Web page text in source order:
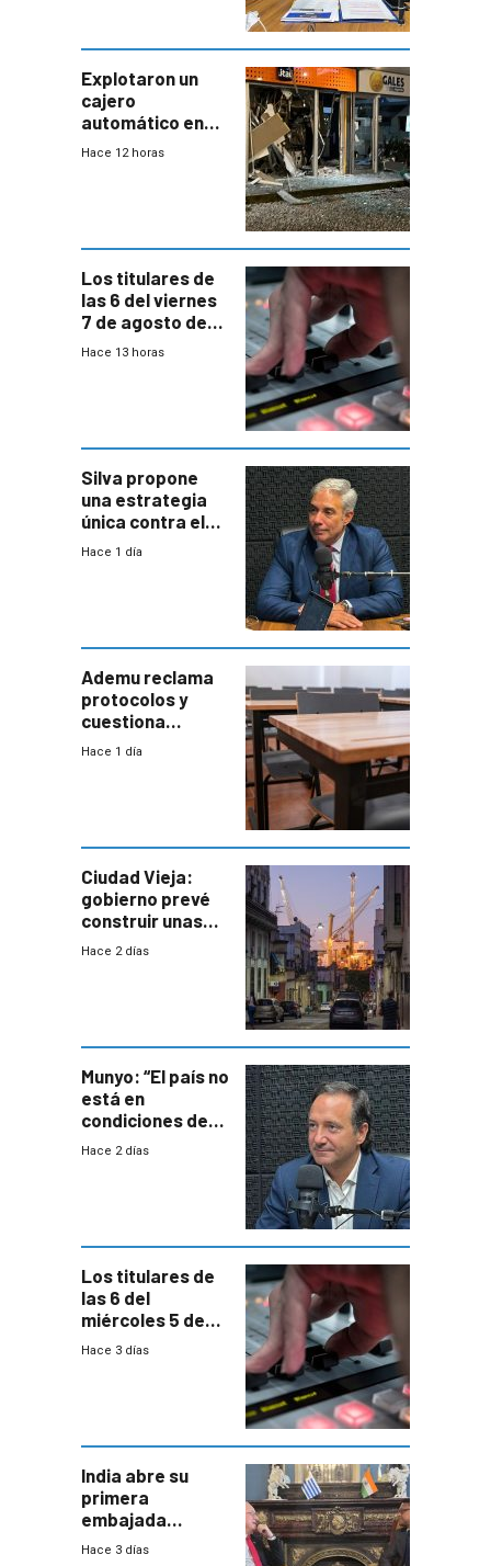
con mayor
miedo”
Explotaron un
cajero
automático en
Parque Miramar;
Hace 12 horas
Los titulares de
las 6 del viernes
7 de agosto de
2026
Hace 13 horas
Silva propone
una estrategia
única contra el
narcotráfico y
Hace 1 día
Ademu reclama
protocolos y
cuestiona
demora de
Hace 1 día
Ciudad Vieja:
gobierno prevé
construir unas
mil viviendas en
Hace 2 días
Munyo: “El país no
está en
condiciones de
enfrentar una
Hace 2 días
Los titulares de
las 6 del
miércoles 5 de
agosto de 2026
Hace 3 días
India abre su
primera
embajada
residente en
Hace 3 días